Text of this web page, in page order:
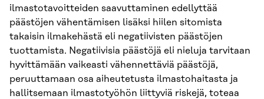
ilmastotavoitteiden saavuttaminen edellyttää
päästöjen vähentämisen lisäksi hiilen sitomista
takaisin ilmakehästä eli negatiivisten päästöjen
tuottamista. Negatiivisia päästöjä eli nieluja tarvitaan
hyvittämään vaikeasti vähennettäviä päästöjä,
peruuttamaan osa aiheutetusta ilmastohaitasta ja
hallitsemaan ilmastotyöhön liittyviä riskejä, toteaa